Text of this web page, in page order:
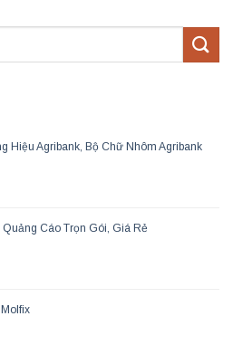
Hiệu Agribank, Bộ Chữ Nhôm Agribank
Cáo Trọn Gói, Giá Rẻ